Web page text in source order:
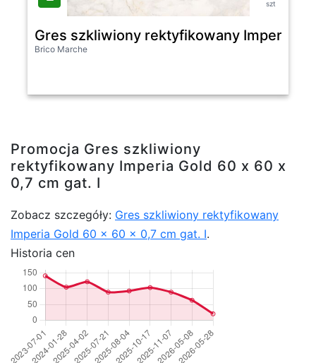
szt
Gres szkliwiony rektyfikowany Imperia
Brico Marche
Promocja Gres szkliwiony
rektyfikowany Imperia Gold 60 x 60 x
0,7 cm gat. I
Zobacz szczegóły: Gres szkliwiony rektyfikowany
Imperia Gold 60 x 60 x 0,7 cm gat. I.
Historia cen